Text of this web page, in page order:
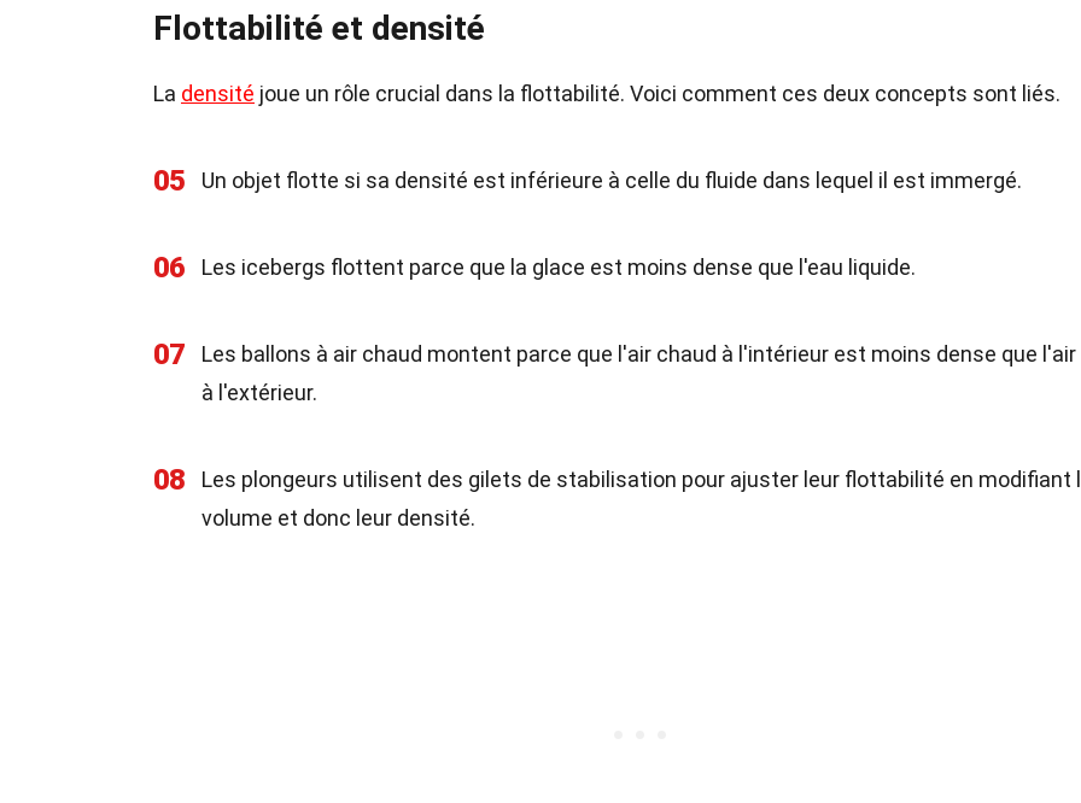
Flottabilité et densité
La densité joue un rôle crucial dans la flottabilité. Voici comment ces deux concepts sont liés.
05 Un objet flotte si sa densité est inférieure à celle du fluide dans lequel il est immergé.
06 Les icebergs flottent parce que la glace est moins dense que l'eau liquide.
07
Les ballons à air chaud montent parce que l'air chaud à l'intérieur est moins dense que l'air
à l'extérieur.
08
Les plongeurs utilisent des gilets de stabilisation pour ajuster leur flottabilité en modifiant
volume et donc leur densité.